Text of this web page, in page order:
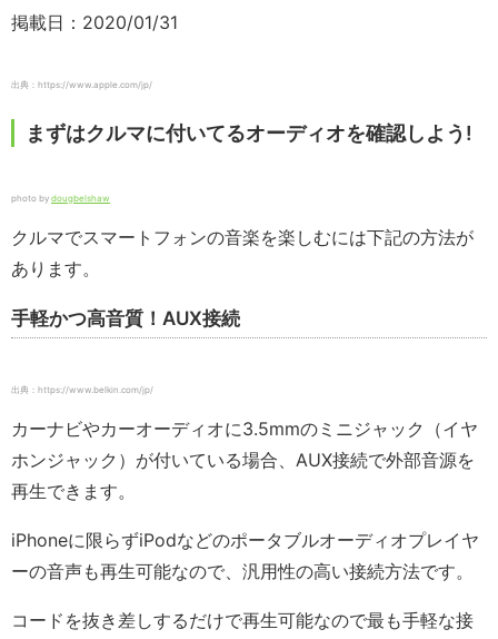
掲載日：2020/01/31
出典：https://www.apple.com/jp/
まずはクルマに付いてるオーディオを確認しよう!
photo by dougbelshaw
クルマでスマートフォンの音楽を楽しむには下記の方法が
あります。
手軽かつ高音質！AUX接続
出典：https://www.belkin.com/jp/
カーナビやカーオーディオに3.5mmのミニジャック（イヤ
ホンジャック）が付いている場合、AUX接続で外部音源を
再生できます。
iPhoneに限らずiPodなどのポータブルオーディオプレイヤ
ーの音声も再生可能なので、汎用性の高い接続方法です。
コードを抜き差しするだけで再生可能なので最も手軽な接